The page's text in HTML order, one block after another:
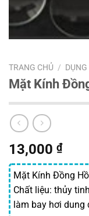
TRANG CHỦ /
Mặt Kính
13,000 ₫
Mặt Kính Đồng
Chất liệu: thủy
làm bay hơi dung